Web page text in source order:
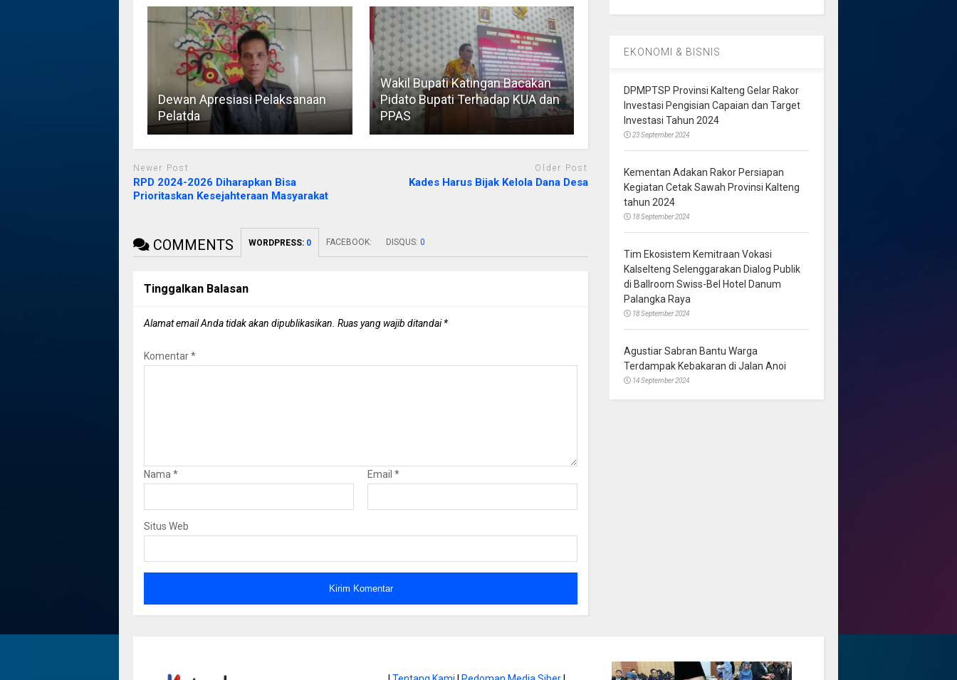
Dewan Apresiasi Pelaksanaan
Pelatda
Wakil Bupati Katingan Bacakan
Pidato Bupati Terhadap KUA dan
PPAS
Newer Post
RPD 2024-2026 Diharapkan Bisa
Prioritaskan Kesejahteraan Masyarakat
Older Post
Kades Harus Bijak Kelola Dana Desa
COMMENTS WORDPRESS: 0 FACEBOOK: DISQUS: 0
Tinggalkan Balasan
Alamat email Anda tidak akan dipublikasikan. Ruas yang wajib ditandai*
Komentar*
Nama* Email *
Situs Web
EKONOMI & BISNIS
DPMPTSP Provinsi Kalteng Gelar Rakor
Investasi Pengisian Capaian dan Target
Investasi Tahun 2024
23 September 2024
Kementan Adakan Rakor Persiapan
Kegiatan Cetak Sawah Provinsi Kalteng
tahun 2024
18 September 2024
Tim Ekosistem Kemitraan Vokasi
Kalselteng Selenggarakan Dialog Publik
di Ballroom Swiss-Bel Hotel Danum
Palangka Raya
18 September 2024
Agustiar Sabran Bantu Warga
Terdampak Kebakaran di Jalan Anoi
14 September 2024